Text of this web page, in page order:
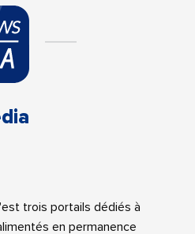
trois portails dédiés à
en permanence